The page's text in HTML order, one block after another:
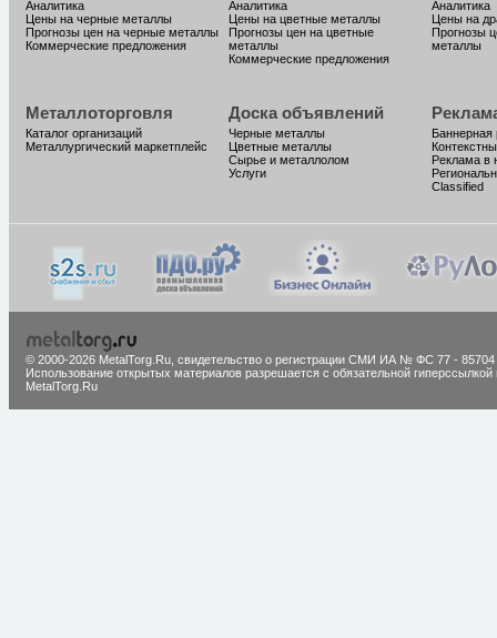
Аналитика
Цены на черные металлы
Прогнозы цен на черные металлы
Коммерческие предложения
Аналитика
Цены на цветные металлы
Прогнозы цен на цветные
металлы
Коммерческие предложения
Аналитика
Цены на
Прогнозы
металлы
Металлоторговля
Каталог организаций
Металлургический маркетплейс
Доска объявлений
Черные металлы
Цветные металлы
Сырье и металлолом
Услуги
Баннерная
Реклама в
Classified
© 2000-2026 MetalTorg.Ru, cвидетельство о регистрации СМИ ИА № ФС 77 - 85704
Использование открытых материалов разрешается с обязательной гиперссылкой
MetalTorg.Ru